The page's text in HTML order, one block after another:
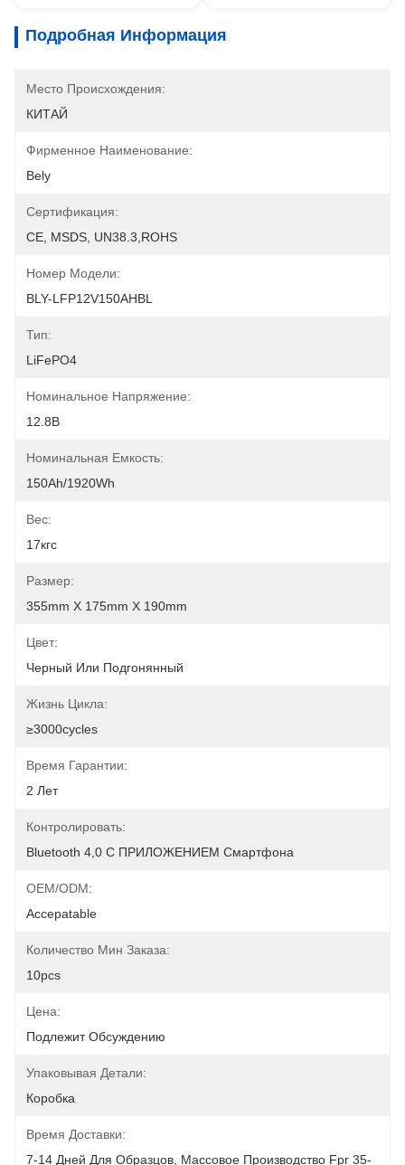
Подробная Информация
Место Происхождения:
КИТАЙ
Фирменное Наименование:
Bely
Сертификация:
CE, MSDS, UN38.3,ROHS
Номер Модели:
BLY-LFP12V150AHBL
Тип:
LiFePO4
Номинальное Напряжение:
12.8В
Номинальная Емкость:
150Ah/1920Wh
Вес:
17кгс
Размер:
355mm X 175mm X 190mm
Цвет:
Черный Или Подгонянный
Жизнь Цикла:
≥3000cycles
Время Гарантии:
2 Лет
Контролировать:
Bluetooth 4,0 С ПРИЛОЖЕНИЕМ Смартфона
OEM/ODM:
Accepatable
Количество Мин Заказа:
10pcs
Цена:
Подлежит Обсуждению
Упаковывая Детали:
Коробка
Время Доставки:
7-14 Дней Для Образцов, Массовое Производство Fpr 35-